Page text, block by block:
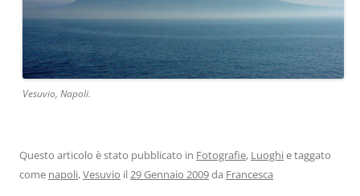
Vesuvio, Napoli.
Questo articolo è stato pubblicato in Fotografie, Luoghie taggato
come napoli,Vesuvio il29 Gennaio 2009da Francesca